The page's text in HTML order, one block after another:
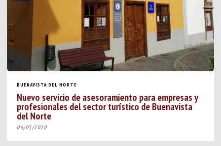
BUENAVISTA DEL NORTE
Nuevo servicio de asesoramiento para empresas y
profesionales del sector turístico de Buenavista
del Norte
06/05/2020